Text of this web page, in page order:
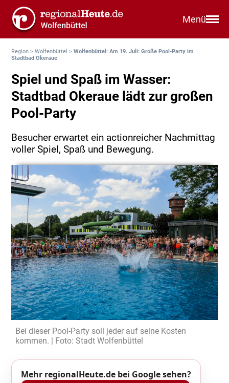
Menü
Region >Wolfenbüttel >Wolfenbüttel: Am 19. Juli: Große Pool-Party im
Stadtbad Okeraue
Spiel und Spaß im Wasser:
Stadtbad Okeraue lädt zur großen
Pool-Party
Besucher erwartet ein actionreicher Nachmittag
voller Spiel, Spaß und Bewegung.
Bei dieser Pool-Party soll jeder auf seine Kosten
kommen. | Foto: Stadt Wolfenbüttel
Mehr regionalHeute.de bei Google sehen?